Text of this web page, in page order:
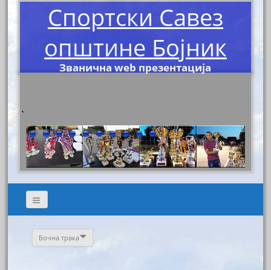
Спортски Савез
општине Бојник
Званична web презентација
`
Бочна трака